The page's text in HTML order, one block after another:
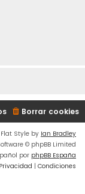
Borrar cookies
Flat Style by Ian Bradley
© phpBB Limited
por phpBB España
Privacidad | Condiciones